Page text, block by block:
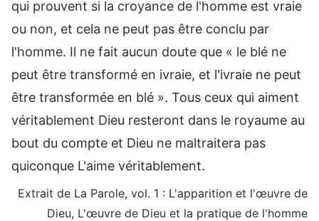
qui prouvent si la croyance de l'homme est vraie
ou non, et cela ne peut pas être conclu par
l'homme. Il ne fait aucun doute que « le blé ne
peut être transformé en ivraie, et l'ivraie ne peut
être transformée en blé ». Tous ceux qui aiment
véritablement Dieu resteront dans le royaume au
bout du compte et Dieu ne maltraitera pas
quiconque L'aime véritablement.
Extrait de La Parole, vol. 1 : L'apparition et l'œuvre de
Dieu, L'œuvre de Dieu et la pratique de l'homme